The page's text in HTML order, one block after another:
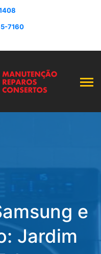
7160
e
Jardim